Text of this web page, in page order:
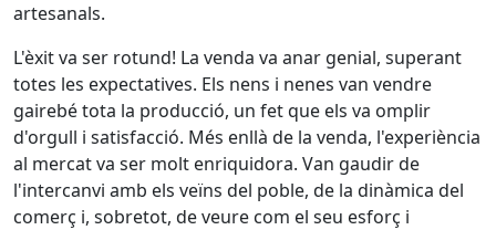
artesanals.
L'èxit va ser rotund! La venda va anar genial, superant
totes les expectatives. Els nens i nenes van vendre
gairebé tota la producció, un fet que els va omplir
d'orgull i satisfacció. Més enllà de la venda, l'experiència
al mercat va ser molt enriquidora. Van gaudir de
l'intercanvi amb els veïns del poble, de la dinàmica del
comerç i, sobretot, de veure com el seu esforç i